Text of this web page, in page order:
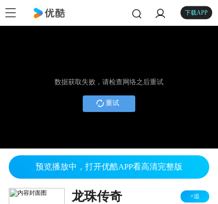
下载APP
数据获取失败，请检查网络之后重试
重试
预览播放中，打开优酷APP看高清完整版
龙珠传奇 +追